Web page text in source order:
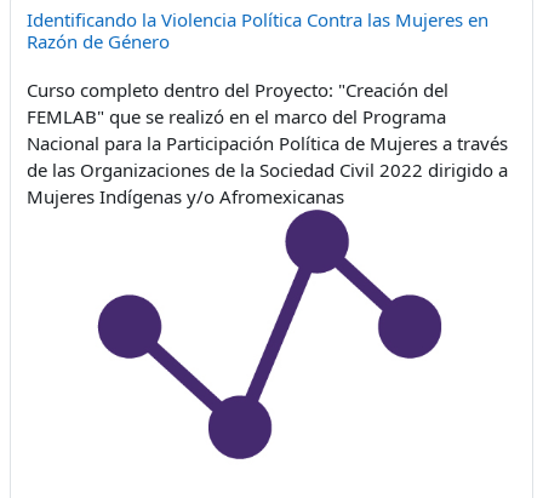
Identificando la Violencia Política Contra las Mujeres en
Razón de Género
Curso completo dentro del Proyecto: "Creación del
FEMLAB" que se realizó en el marco del Programa
Nacional para la Participación Política de Mujeres a través
de las Organizaciones de la Sociedad Civil 2022 dirigido a
Mujeres Indígenas y/o Afromexicanas